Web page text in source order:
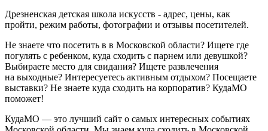
Дрезненская детская школа искусств - адрес, цены, как
пройти, режим работы, фотографии и отзывы посетителей.
Не знаете что посетить в в Московской области? Ищете где
погулять с ребенком, куда сходить с парнем или девушкой?
Выбираете место для свидания? Ищете развлечения
на выходные? Интересуетесь активным отдыхом? Посещаете
выставки? Не знаете куда сходить на корпоратив? КудаМО
поможет!
КудаМО — это лучший сайт о самых интересных событиях